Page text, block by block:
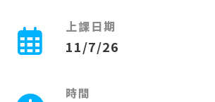
上課日期
11/7/26
時間